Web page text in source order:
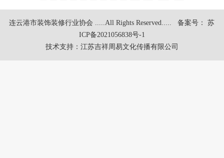
连云港市装饰装修行业协会 .....All Rights Reserved.....备案号： 苏
ICP备2021056838号-1
技术支持： 江苏吉祥周易文化传播有限公司